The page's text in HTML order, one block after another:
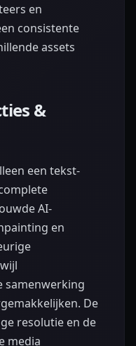
en
consistente
assets
&
een tekst-
AI-
en
samenwerking
De
resolutie en de
media